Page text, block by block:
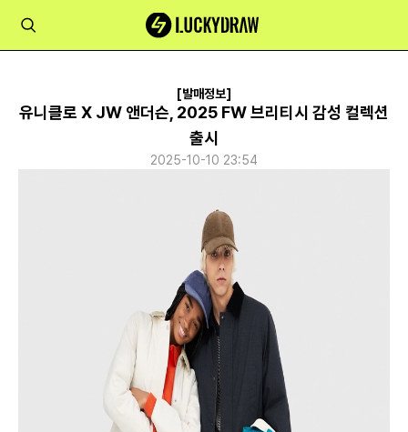
[발매정보]
유니클로 X JW 앤더슨, 2025 FW 브리티시 감성 컬렉션
출시
2025-10-10 23:54